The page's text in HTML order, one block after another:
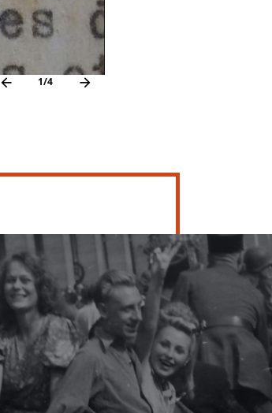
Précédent Suivant
1/4